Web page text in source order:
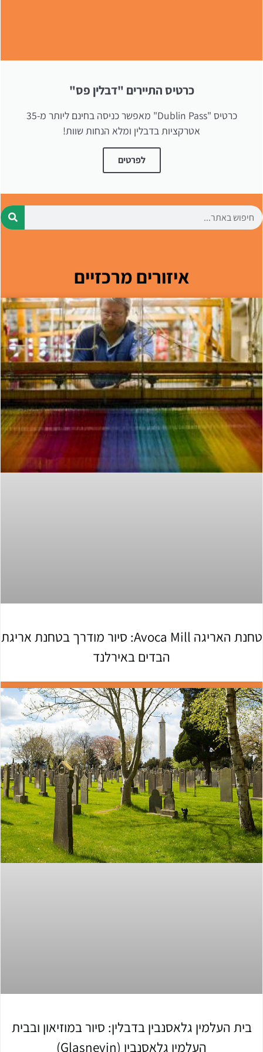
כרטיס התיירים "דבלין פס"
כרטיס "Dublin Pass" מאפשר כניסה בחינם ליותר מ-35
אטרקציות בדבלין ומלא הנחות שוות!
לפרטים
איזורים מרכזיים
טחנת האריגה Avoca Mill: סיור מודרך בטחנת אריגת
הבדים באירלנד
בית העלמין גלאסנבין בדבלין: סיור במוזיאון ובבית
העלמין גלאסנבין (Glasnevin)